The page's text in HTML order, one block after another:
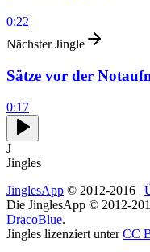
0:22
Nächster Jingle
Sätze vor der
0:17
J
Jingles
JinglesApp © 2012-2016 |
Die JinglesApp © 2012-
DracoBlue.
Jingles lizenziert unterCC